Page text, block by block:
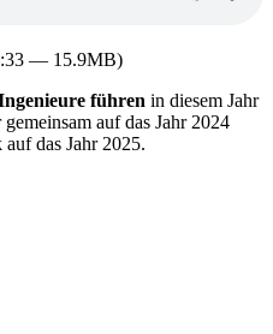
— 15.9MB)
führen in diesem Jahr
auf das Jahr 2024
das Jahr 2025.